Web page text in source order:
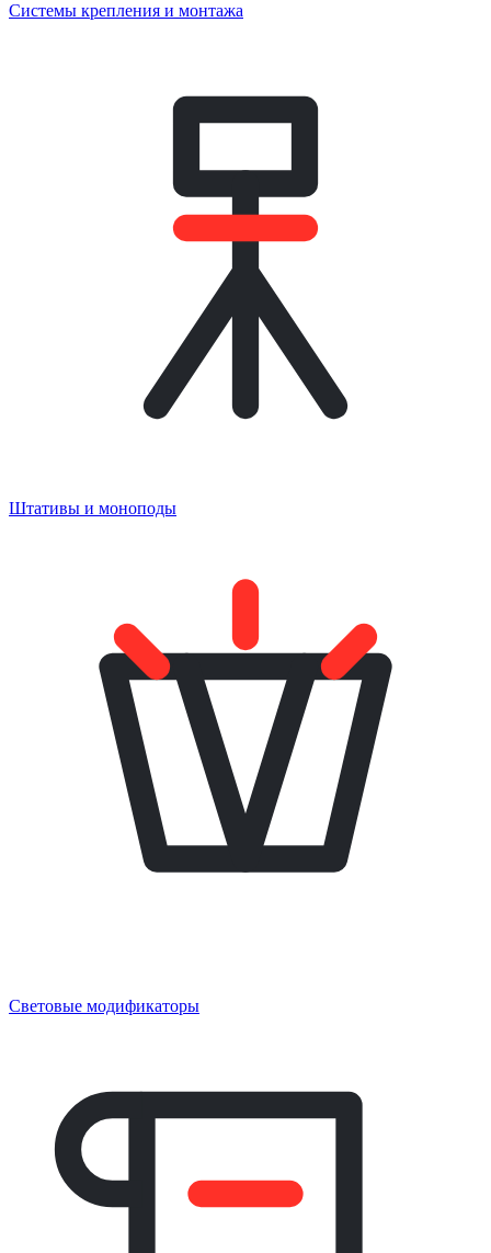
Системы крепления и монтажа
Штативы и моноподы
Световые модификаторы